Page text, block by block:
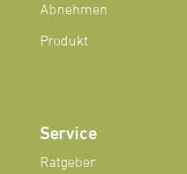
Abnehmen
Produkt
Service
Ratgeber